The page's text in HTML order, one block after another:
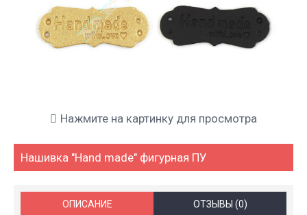
Нажмите на картинку для просмотра
Нашивка "Hand made" фигурная ПУ
ОПИСАНИЕ ОТЗЫВЫ (0)